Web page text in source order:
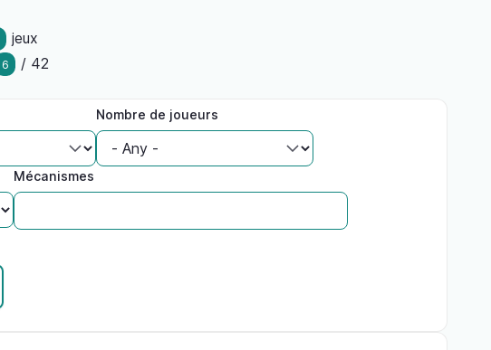
jeux
6 / 42
Nombre de joueurs
Mécanismes